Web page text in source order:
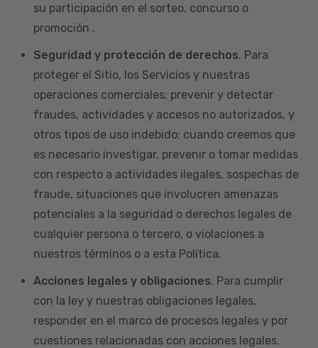
su participación en el sorteo, concurso o
promoción .
Seguridad y protección de derechos. Para
proteger el Sitio, los Servicios y nuestras
operaciones comerciales; prevenir y detectar
fraudes, actividades y accesos no autorizados, y
otros tipos de uso indebido; cuando creemos que
es necesario investigar, prevenir o tomar medidas
con respecto a actividades ilegales, sospechas de
fraude, situaciones que involucren amenazas
potenciales a la seguridad o derechos legales de
cualquier persona o tercero, o violaciones a
nuestros términos o a esta Política.
Acciones legales y obligaciones. Para cumplir
con la ley y nuestras obligaciones legales,
responder en el marco de procesos legales y por
cuestiones relacionadas con acciones legales.